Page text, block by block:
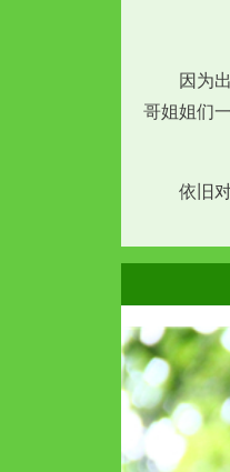
因为出
哥姐姐们
依旧对